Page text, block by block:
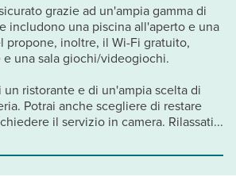
grazie ad un'ampia gamma di
includono una piscina all'aperto e una
propone, inoltre, il Wi-Fi gratuito,
una sala giochi/videogiochi.
ristorante e di un'ampia scelta di
Potrai anche scegliere di restare
il servizio in camera. Rilassati...